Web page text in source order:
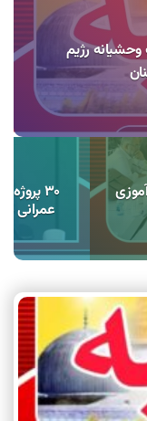
رژیم
۳۰
عمرانی